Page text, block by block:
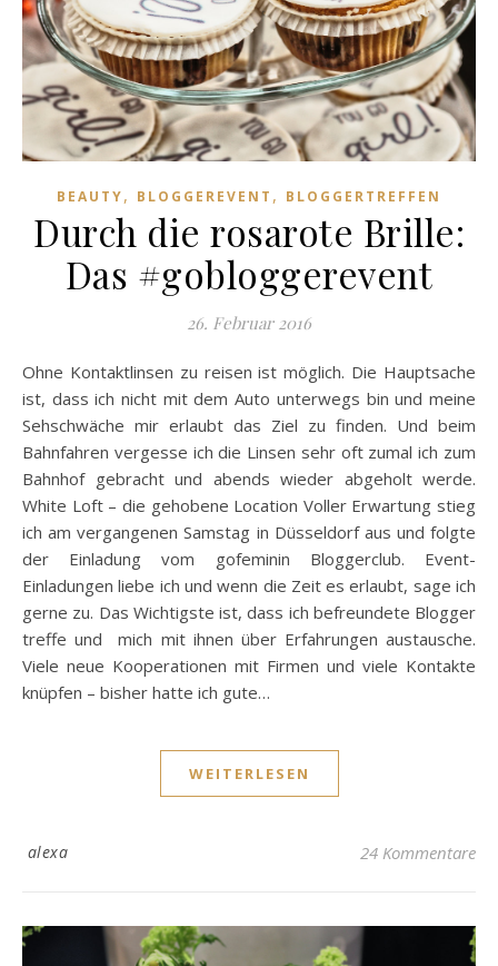
BEAUTY, BLOGGEREVENT , BLOGGERTREFFEN
Durch die rosarote Brille:
Das #gobloggerevent
26. Februar 2016
Ohne Kontaktlinsen zu reisen ist möglich. Die Hauptsache
ist, dass ich nicht mit dem Auto unterwegs bin und meine
Sehschwäche mir erlaubt das Ziel zu finden. Und beim
Bahnfahren vergesse ich die Linsen sehr oft zumal ich zum
Bahnhof gebracht und abends wieder abgeholt werde.
White Loft – die gehobene Location Voller Erwartung stieg
ich am vergangenen Samstag in Düsseldorf aus und folgte
der Einladung vom gofeminin Bloggerclub. Event-
Einladungen liebe ich und wenn die Zeit es erlaubt, sage ich
gerne zu. Das Wichtigste ist, dass ich befreundete Blogger
treffe und mich mit ihnen über Erfahrungen austausche.
Viele neue Kooperationen mit Firmen und viele Kontakte
knüpfen – bisher hatte ich gute…
WEITERLESEN
alexa 24 Kommentare